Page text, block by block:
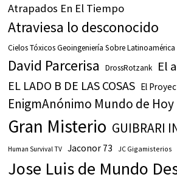
Atrapados En El Tiempo
Atraviesa lo desconocido
Cielos Tóxicos Geoingeniería Sobre Latinoamérica
David Parcerisa DrossRotzank El
EL LADO B DE LAS COSAS El
EnigmAnónimo Mundo de Hoy
Gran Misterio GUIBRARI
Human Survival TV Jaconor 73 JC Gigamisterios
Jose Luis de Mundo